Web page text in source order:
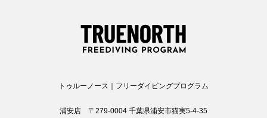
トゥルーノース｜フリーダイビングプログラム
浦安店 〒279-0004 千葉県浦安市猫実5-4-35